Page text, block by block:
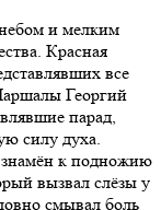
и мелким
Красная
все
Георгий
парад,
силу духа.
к подножию
вызвал слёзы у
смывал боль